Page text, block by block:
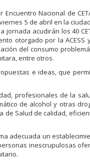
Nacional de
5 de abril en la
jornada acudirán los 40
otorgado por la ACESS
del consumo
entre otros.
e ideas, que
profesionales de la
de alcohol y otras
de Salud de calidad,
adecuada un
inescrupulosas